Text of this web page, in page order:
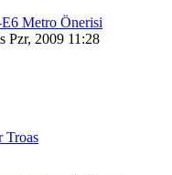
Metro Önerisi
Pzr, 2009 11:28
Troas